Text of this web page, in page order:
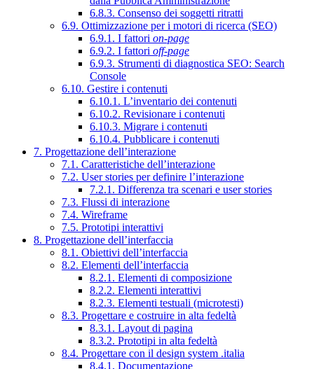
6.8.3. Consenso dei soggetti ritratti
6.9. Ottimizzazione per i motori di ricerca (SEO)
6.9.1. I fattori on-page
6.9.2. I fattori off-page
6.9.3. Strumenti di diagnostica SEO: Search
Console
6.10. Gestire i contenuti
6.10.1. L’inventario dei contenuti
6.10.2. Revisionare i contenuti
6.10.3. Migrare i contenuti
6.10.4. Pubblicare i contenuti
7. Progettazione dell’interazione
7.1. Caratteristiche dell’interazione
7.2. User stories per definire l’interazione
7.2.1. Differenza tra scenari e user stories
7.3. Flussi di interazione
7.4. Wireframe
7.5. Prototipi interattivi
8. Progettazione dell’interfaccia
8.1. Obiettivi dell’interfaccia
8.2. Elementi dell’interfaccia
8.2.1. Elementi di composizione
8.2.2. Elementi interattivi
8.2.3. Elementi testuali (microtesti)
8.3. Progettare e costruire in alta fedeltà
8.3.1. Layout di pagina
8.3.2. Prototipi in alta fedeltà
8.4. Progettare con il design system .italia
8.4.1. Documentazione